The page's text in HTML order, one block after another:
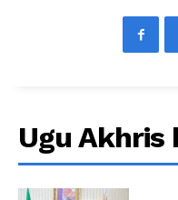
Ugu Akhris